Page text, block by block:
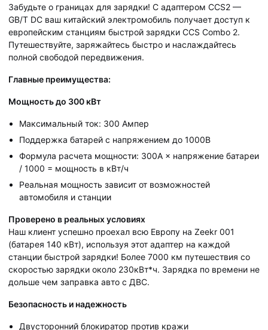
Забудьте о границах для зарядки! С адаптером CCS2 —
GB/T DC ваш китайский электромобиль получает доступ к
европейским станциям быстрой зарядки CCS Combo 2.
Путешествуйте, заряжайтесь быстро и наслаждайтесь
полной свободой передвижения.
Главные преимущества:
Мощность до 300 кВт
Максимальный ток: 300 Ампер
Поддержка батарей с напряжением до 1000В
Формула расчета мощности: 300А × напряжение батареи
/ 1000 = мощность в кВт/ч
Реальная мощность зависит от возможностей
автомобиля и станции
Проверено в реальных условиях
Наш клиент успешно проехал всю Европу на Zeekr 001
(батарея 140 кВт), используя этот адаптер на каждой
станции быстрой зарядки! Более 7000 км путешествия со
скоростью зарядки около 230кВт*ч. Зарядка по времени не
дольше чем заправка авто с ДВС.
Безопасность и надежность
Двусторонний блокиратор против кражи